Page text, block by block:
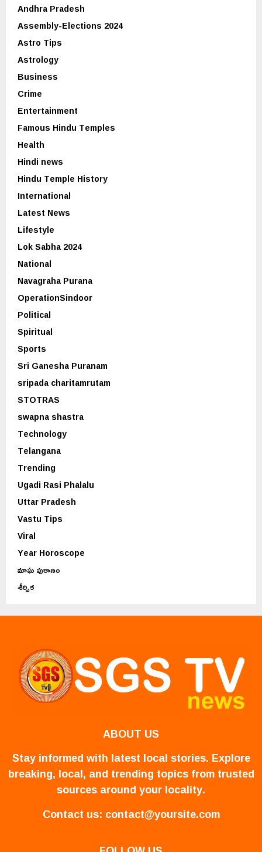
Andhra Pradesh
Assembly-Elections 2024
Astro Tips
Astrology
Business
Crime
Entertainment
Famous Hindu Temples
Health
Hindi news
Hindu Temple History
International
Latest News
Lifestyle
Lok Sabha 2024
National
Navagraha Purana
OperationSindoor
Political
Spiritual
Sports
Sri Ganesha Puranam
sripada charitamrutam
STOTRAS
swapna shastra
Technology
Telangana
Trending
Ugadi Rasi Phalalu
Uttar Pradesh
Vastu Tips
Viral
Year Horoscope
మాఘ పురాణం
శీర్షిక
ABOUT US
Stay informed with latest local stories. Explore
breaking, local, and trending topics from trusted
sources around your locality.
Contact us: contact@yoursite.com